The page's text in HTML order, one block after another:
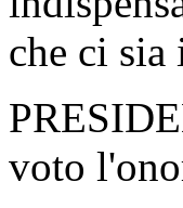
che ci sia
voto